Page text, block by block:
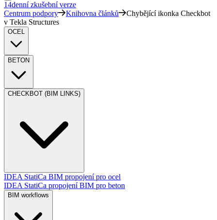
14denní zkušební verze
Centrum podpory
Knihovna článků
Chybějící ikonka Checkbot
v Tekla Structures
OCEL
BETON
CHECKBOT (BIM LINKS)
IDEA StatiCa BIM propojení pro ocel
IDEA StatiCa propojení BIM pro beton
BIM workflows